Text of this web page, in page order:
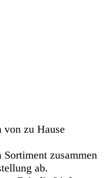
zu Hause
zusammen
ab.